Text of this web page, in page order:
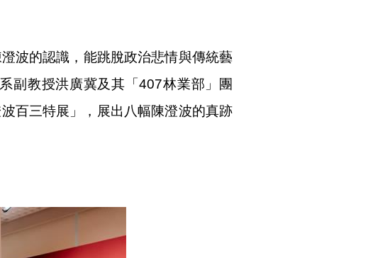
波的認識，能跳脫政治悲情與傳統藝
副教授洪廣冀及其「407林業部」團
百三特展」，展出八幅陳澄波的真跡